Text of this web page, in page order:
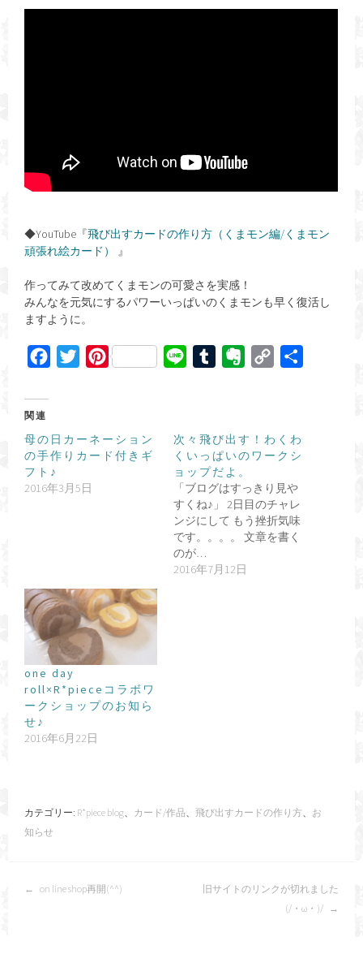
◆YouTube『飛び出すカードの作り方（くまモン編/くまモン
頑張れ絵カード）
』
作ってみて改めてくまモンの可愛さを実感！
みんなを元気にするパワーいっぱいのくまモンも早く復活し
ますように。
b
o
o
t
r
P
e
l
r
t
e
L
n
k
関連
母の日カーネーション
の手作りカード付きギ
フト♪
2016年3月5日
次々飛び出す！わくわ
くいっぱいのワークシ
ョップだよ。
「ブログはすっきり見や
すくね♪」 2日目のチャレ
ンジにして もう挫折気味
です。。。。 文章を書く
のが…
2016年7月12日
one day
roll×R*pieceコラボワ
ークショップのお知ら
せ♪
2016年6月22日
カテゴリー: R*piece blog、 カード/作品、 飛び出すカードの作り方、 お
知らせ
投on line shop再開(^^)
旧サイトのリンクが切れました
(/・ω・)/